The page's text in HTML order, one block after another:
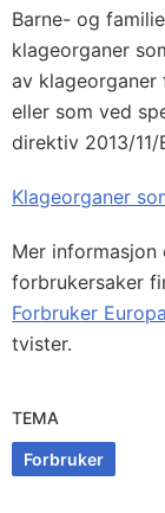
Barne- og
klageorganer
av klageorganer
eller som ved
direktiv 2013/11/
Klageorganer
Mer
forbrukersaker
Forbruker
tvister.
TEMA
Forbruker